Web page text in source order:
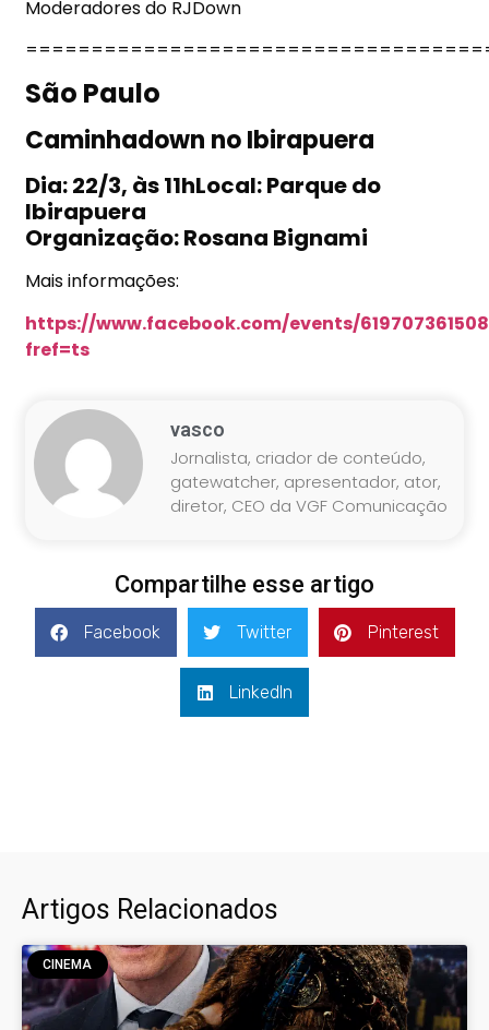
Moderadores do RJDown
São Paulo
Caminhadown no Ibirapuera
Dia: 22/3, às 11hLocal: Parque do
Ibirapuera
Organização: Rosana Bignami
Mais informações:
https://www.facebook.com/events/
fref=ts
vasco
Jornalista, criador de conteúdo,
gatewatcher, apresentador, ator,
diretor, CEO da VGF Comunicação
Compartilhe esse artigo
Facebook Twitter Pinterest
LinkedIn
Artigos Relacionados
CINEMA